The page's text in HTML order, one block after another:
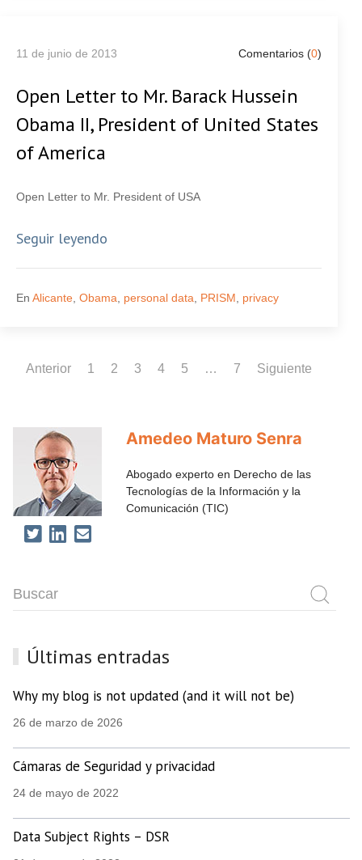
11 de junio de 2013 Comentarios (0)
Open Letter to Mr. Barack Hussein
Obama II, President of United States
of America
Open Letter to Mr. President of USA
Seguir leyendo
En Alicante Obama personal data PRISM privacy
Anterior 1 2 3 4 5 … 7 Siguiente
Amedeo Maturo Senra
Abogado experto en Derecho de las
Tecnologías de la Información y la
Comunicación (TIC)
Últimas entradas
Why my blog is not updated (and it will not be)
26 de marzo de 2026
Cámaras de Seguridad y privacidad
24 de mayo de 2022
Data Subject Rights – DSR